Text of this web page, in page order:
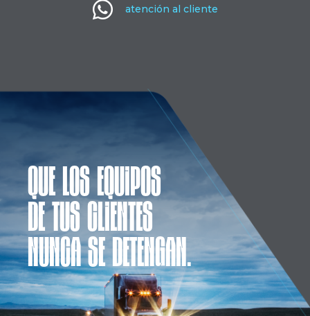
 atención al cliente
QUE LOS EQUIPOS
DE TUS CLIENTES
NUNCA SE DETENGAN.